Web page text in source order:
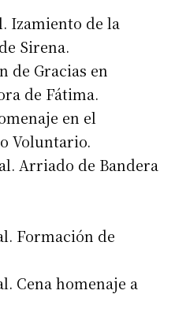
Izamiento de la
Sirena.
de Gracias en
de Fátima.
en el
Voluntario.
Arriado de Bandera
Formación de
Cena homenaje a